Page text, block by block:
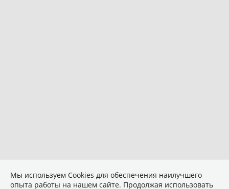
Мы используем Сookies для обеспечения наилучшего
опыта работы на нашем сайте. Продолжая использовать